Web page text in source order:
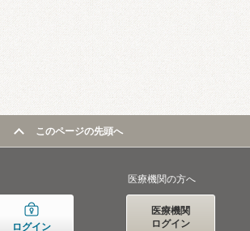
このページの先頭へ
ログイン
医療機関の方へ
医療機関
ログイン